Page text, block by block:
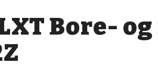
Bore-